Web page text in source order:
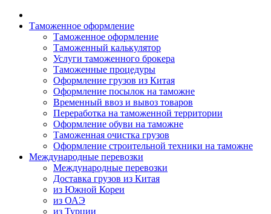
Таможенное оформление
Таможенное оформление
Таможенный калькулятор
Услуги таможенного брокера
Таможенные процедуры
Оформление грузов из Китая
Оформление посылок на таможне
Временный ввоз и вывоз товаров
Переработка на таможенной территории
Оформление обуви на таможне
Таможенная очистка грузов
Оформление строительной техники на таможне
Международные перевозки
Международные перевозки
Доставка грузов из Китая
из Южной Кореи
из ОАЭ
из Турции